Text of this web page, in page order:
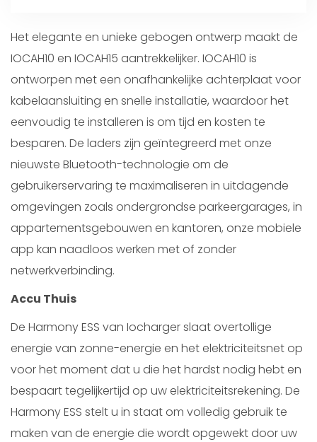
Het elegante en unieke gebogen ontwerp maakt de
IOCAH10 en IOCAH15 aantrekkelijker. IOCAH10 is
ontworpen met een onafhankelijke achterplaat voor
kabelaansluiting en snelle installatie, waardoor het
eenvoudig te installeren is om tijd en kosten te
besparen. De laders zijn geïntegreerd met onze
nieuwste Bluetooth-technologie om de
gebruikerservaring te maximaliseren in uitdagende
omgevingen zoals ondergrondse parkeergarages, in
appartementsgebouwen en kantoren, onze mobiele
app kan naadloos werken met of zonder
netwerkverbinding.
Accu Thuis
De Harmony ESS van Iocharger slaat overtollige
energie van zonne-energie en het elektriciteitsnet op
voor het moment dat u die het hardst nodig hebt en
bespaart tegelijkertijd op uw elektriciteitsrekening. De
Harmony ESS stelt u in staat om volledig gebruik te
maken van de energie die wordt opgewekt door uw